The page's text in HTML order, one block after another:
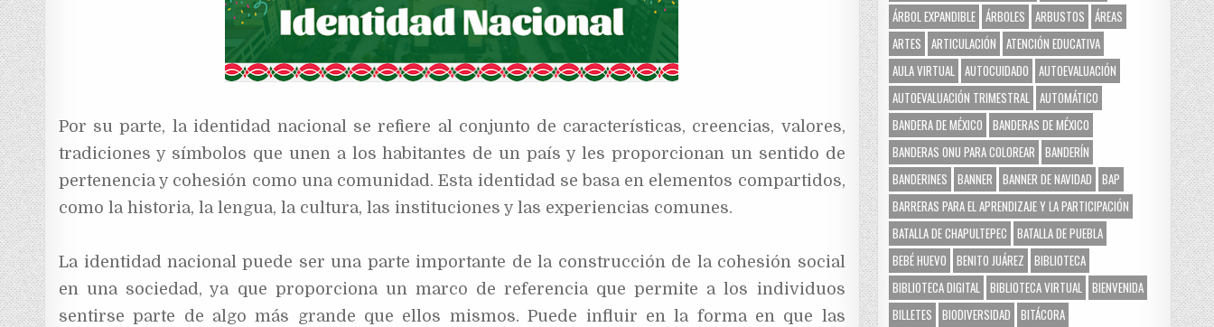
Por su parte, la identidad nacional se refiere al conjunto de características, creencias, valores,
tradiciones y símbolos que unen a los habitantes de un país y les proporcionan un sentido de
pertenencia y cohesión como una comunidad. Esta identidad se basa en elementos compartidos,
como la historia, la lengua, la cultura, las instituciones y las experiencias comunes.
La identidad nacional puede ser una parte importante de la construcción de la cohesión social
en una sociedad, ya que proporciona un marco de referencia que permite a los individuos
sentirse parte de algo más grande que ellos mismos. Puede influir en la forma en que las
ÁRBOL EXPANDIBLE ÁRBOLES ARBUSTOS ÁREAS
ARTES ARTICULACIÓN ATENCIÓN EDUCATIVA
AULA VIRTUAL AUTOCUIDADO AUTOEVALUACIÓN
AUTOEVALUACIÓN TRIMESTRAL AUTOMÁTICO
BANDERA DE MÉXICO BANDERAS DE MÉXICO
BANDERAS ONU PARA COLOREAR BANDERÍN
BANDERINES BANNER BANNER DE NAVIDAD BAP
BARRERAS PARA EL APRENDIZAJE Y LA PARTICIPACIÓN
BATALLA DE CHAPULTEPEC BATALLA DE PUEBLA
BEBÉ HUEVO BENITO JUÁREZ BIBLIOTECA
BIBLIOTECA DIGITAL BIBLIOTECA VIRTUAL BIENVENIDA
BILLETES BIODIVERSIDAD BITÁCORA